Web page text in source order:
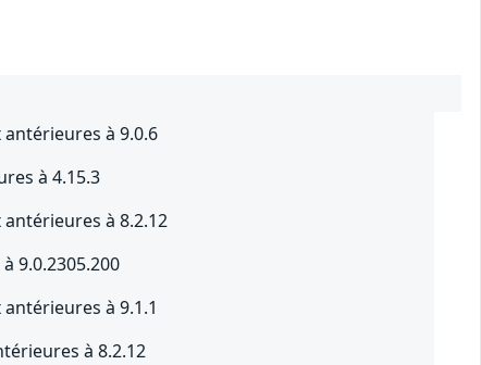
à 9.0.6
à 4.15.3
à 8.2.12
9.0.2305.200
à 9.1.1
à 8.2.12